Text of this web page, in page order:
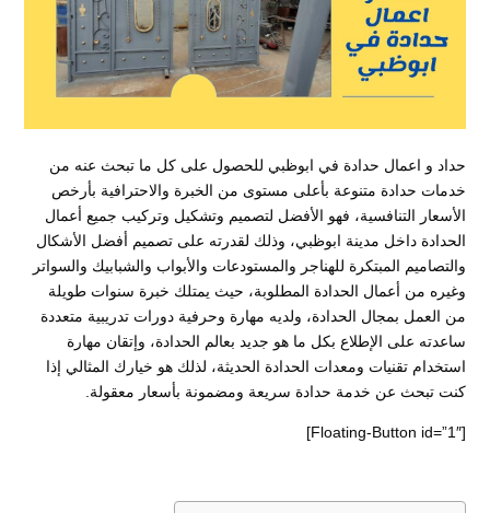
حداد و اعمال حدادة في ابوظبي للحصول على كل ما تبحث عنه من
خدمات حدادة متنوعة بأعلى مستوى من الخبرة والاحترافية بأرخص
الأسعار التنافسية، فهو الأفضل لتصميم وتشكيل وتركيب جميع أعمال
الحدادة داخل مدينة ابوظبي، وذلك لقدرته على تصميم أفضل الأشكال
والتصاميم المبتكرة للهناجر والمستودعات والأبواب والشبابيك والسواتر
وغيره من أعمال الحدادة المطلوبة، حيث يمتلك خبرة سنوات طويلة
من العمل بمجال الحدادة، ولديه مهارة وحرفية دورات تدريبية متعددة
ساعدته على الإطلاع بكل ما هو جديد بعالم الحدادة، وإتقان مهارة
استخدام تقنيات ومعدات الحدادة الحديثة، لذلك هو خيارك المثالي إذا
كنت تبحث عن خدمة حدادة سريعة ومضمونة بأسعار معقولة.
[Floating-Button id=”1″]